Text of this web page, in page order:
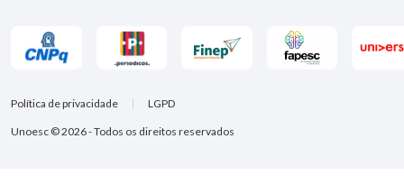
Unoesc © 2026 - Todos os direitos reservados
Política de privacidade LGPD